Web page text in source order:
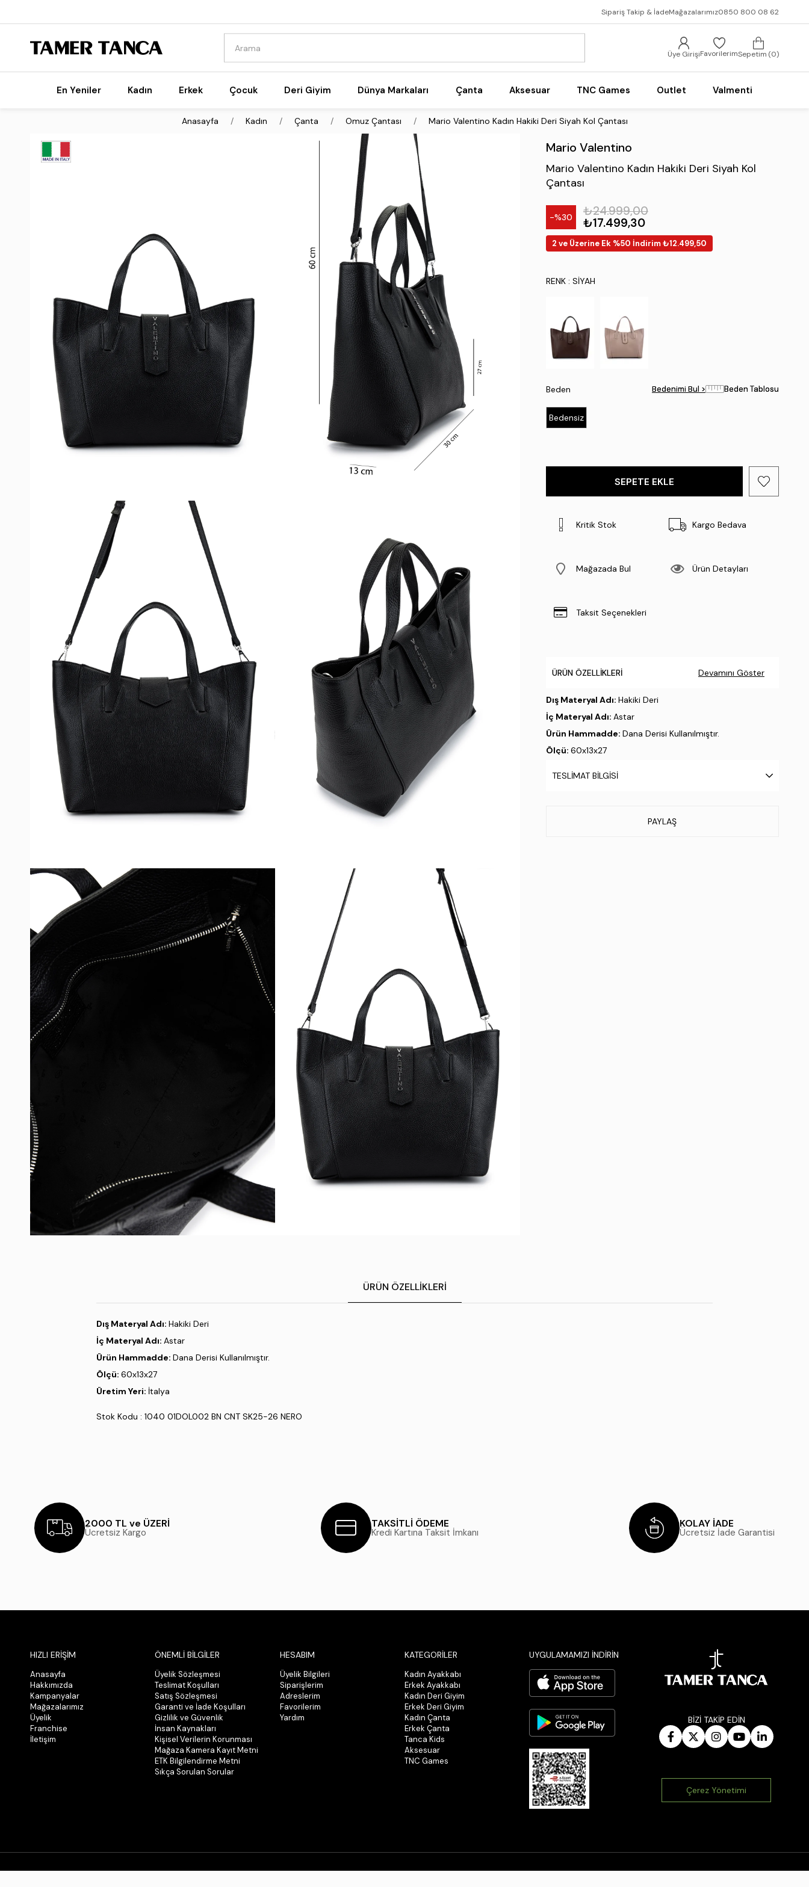
Sipariş Takip & İadeMağazalarımız0850 800 08 62
Üye GirişiFavorilerimSepetim 0
En Yeniler Kadın Erkek Çocuk Deri Giyim Dünya Markaları Çanta Aksesuar TNC Games Outlet Valmenti
Anasayfa Kadın Çanta Omuz Çantası Mario Valentino Kadın Hakiki Deri Siyah Kol Çantası
Mario Valentino
Mario Valentino Kadın Hakiki Deri Siyah Kol
Çantası
30
₺24.999,00
₺17.499,30
2 ve Üzerine Ek %50 İndirim ₺12.499,50
RENK: SIYAH
Beden
Bedensiz
Bedenimi Bul > Beden Tablosu
Bedenimi Bul > Beden Tablosu
Kritik Stok Kargo Bedava
Mağazada Bul Ürün Detayları
Taksit Seçenekleri
ÜRÜN ÖZELLIKLERI Devamını Göster
Dış Materyal Adı: Hakiki Deri
İç Materyal Adı: Astar
Ürün Hammadde: Dana Derisi Kullanılmıştır.
Ölçü: 60x13x27
TESLIMAT BILGISI
PAYLAŞ
ÜRÜN ÖZELLIKLERI
Dış Materyal Adı: Hakiki Deri
İç Materyal Adı: Astar
Ürün Hammadde: Dana Derisi Kullanılmıştır.
Ölçü: 60x13x27
Üretim Yeri: İtalya
Stok Kodu : 1040 01DOL002 BN CNT SK25-26 NERO
2000 TL ve ÜZERİ
Ücretsiz Kargo
TAKSİTLİ ÖDEME
Kredi Kartına Taksit İmkanı
KOLAY İADE
Ücretsiz İade Garantisi
HIZLI ERİŞİM
Anasayfa
Hakkımızda
Kampanyalar
Mağazalarımız
Üyelik
Franchise
İletişim
ÖNEMLİ BİLGİLER
Üyelik Sözleşmesi
Teslimat Koşulları
Satış Sözleşmesi
Garanti ve İade Koşulları
Gizlilik ve Güvenlik
İnsan Kaynakları
Kişisel Verilerin Korunması
Mağaza Kamera Kayıt Metni
ETK Bilgilendirme Metni
Sıkça Sorulan Sorular
HESABIM
Üyelik Bilgileri
Siparişlerim
Adreslerim
Favorilerim
Yardım
KATEGORİLER
Kadın Ayakkabı
Erkek Ayakkabı
Kadın Deri Giyim
Erkek Deri Giyim
Kadın Çanta
Erkek Çanta
Tanca Kids
Aksesuar
TNC Games
UYGULAMAMIZI İNDİRİN
BİZİ TAKİP EDİN
Çerez Yönetimi